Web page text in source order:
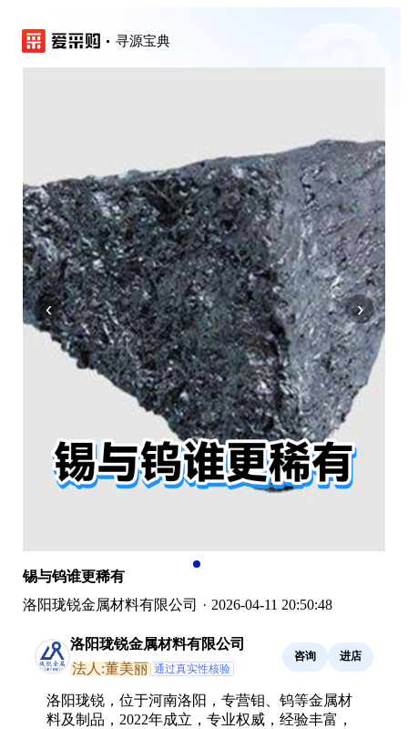
寻源宝典
‹ ›
锡与钨谁更稀有
洛阳珑锐金属材料有限公司 · 2026-04-11 20:50:48
洛阳珑锐金属材料有限公司
法人:董美丽 通过真实性核验
咨询 进店
洛阳珑锐，位于河南洛阳，专营钼、钨等金属材
料及制品，2022年成立，专业权威，经验丰富，